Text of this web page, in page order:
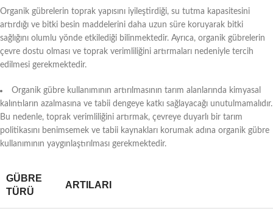
Organik gübrelerin toprak yapısını iyileştirdiği, su tutma kapasitesini
artırdığı ve bitki besin maddelerini daha uzun süre koruyarak bitki
sağlığını olumlu yönde etkilediği bilinmektedir. Ayrıca, organik gübrelerin
çevre dostu olması ve toprak verimliliğini artırmaları nedeniyle tercih
edilmesi gerekmektedir.
Organik gübre kullanımının artırılmasının tarım alanlarında kimyasal
kalıntıların azalmasına ve tabii dengeye katkı sağlayacağı unutulmamalıdır.
Bu nedenle, toprak verimliliğini artırmak, çevreye duyarlı bir tarım
politikasını benimsemek ve tabii kaynakları korumak adına organik gübre
kullanımının yaygınlaştırılması gerekmektedir.
GÜBRE
TÜRÜ
ARTILARI